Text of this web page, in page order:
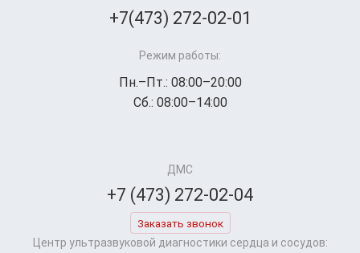
+7(473) 272-02-01
Режим работы:
Пн.–Пт.: 08:00–20:00
Сб.: 08:00–14:00
ДМС
+7 (473) 272-02-04
Заказать звонок
Центр ультразвуковой диагностики сердца и сосудов: